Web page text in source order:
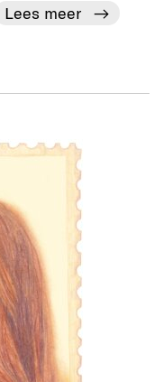
Lees meer